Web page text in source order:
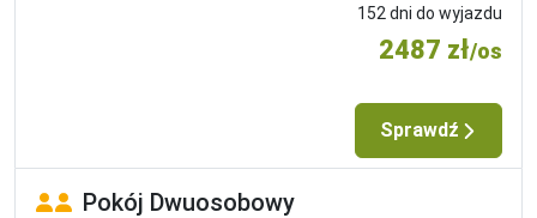
152 dni do wyjazdu
2487 zł/os
Sprawdź
Pokój Dwuosobowy